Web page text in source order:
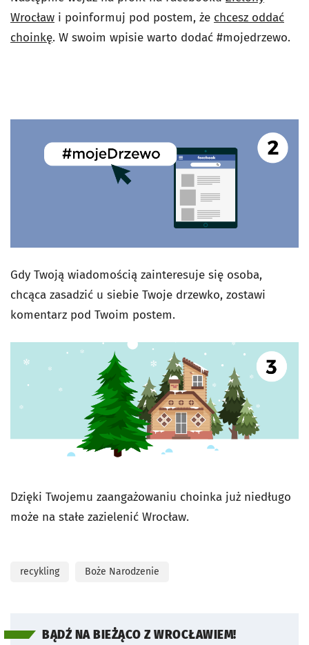
Wrocław i poinformuj pod postem, że chcesz oddać
choinkę. W swoim wpisie warto dodać #mojedrzewo.
Gdy Twoją wiadomością zainteresuje się osoba,
chcąca zasadzić u siebie Twoje drzewko, zostawi
komentarz pod Twoim postem.
Dzięki Twojemu zaangażowaniu choinka już niedługo
może na stałe zazielenić Wrocław.
recykling Boże Narodzenie
BĄDŹ NA BIEŻĄCO Z WROCŁAWIEM!